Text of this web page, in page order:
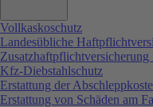
Vollkaskoschutz
Landesübliche
Kfz-Diebstahlschutz
Erstattung der
Erstattung von Schäden am